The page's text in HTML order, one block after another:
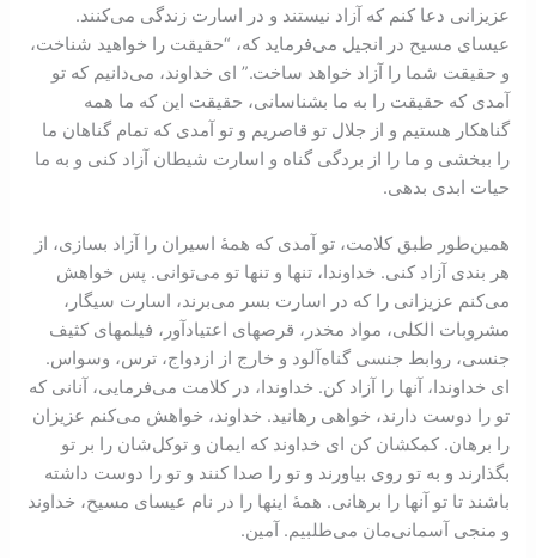
عزیزانی دعا کنم که آزاد نیستند و در اسارت زندگی می‌کنند.
عیسای مسیح در انجیل می‌فرماید که، “حقیقت را خواهید شناخت،
و حقیقت شما را آزاد خواهد ساخت.” ای خداوند، می‌دانیم که تو
آمدی که حقیقت را به ما بشناسانی، حقیقت این که ما همه
گناهکار هستیم و از جلال تو قاصریم و تو آمدی که تمام گناهان ما
را ببخشی و ما را از بردگی گناه و اسارت شیطان آزاد کنی و به ما
حیات ابدی بدهی.
همین‌طور طبق کلامت، تو آمدی که همۀ اسیران را آزاد بسازی، از
هر بندی آزاد کنی. خداوندا، تنها و تنها تو می‌توانی. پس خواهش
می‌کنم عزیزانی را که در اسارت بسر می‌برند، اسارت سیگار،
مشروبات الکلی، مواد مخدر، قرصهای اعتیادآور، فیلمهای کثیف
جنسی، روابط جنسی گناه‌آلود و خارج از ازدواج، ترس، وسواس.
ای خداوندا، آنها را آزاد کن. خداوندا، در کلامت می‌فرمایی، آنانی که
تو را دوست دارند، خواهی رهانید. خداوند، خواهش می‌کنم عزیزان
را برهان. کمکشان کن ای خداوند که ایمان و توکل‌شان را بر تو
بگذارند و به تو روی بیاورند و تو را صدا کنند و تو را دوست داشته
باشند تا تو آنها را برهانی. همۀ اینها را در نام عیسای مسیح، خداوند
و منجی آسمانی‌مان می‌طلبیم. آمین.